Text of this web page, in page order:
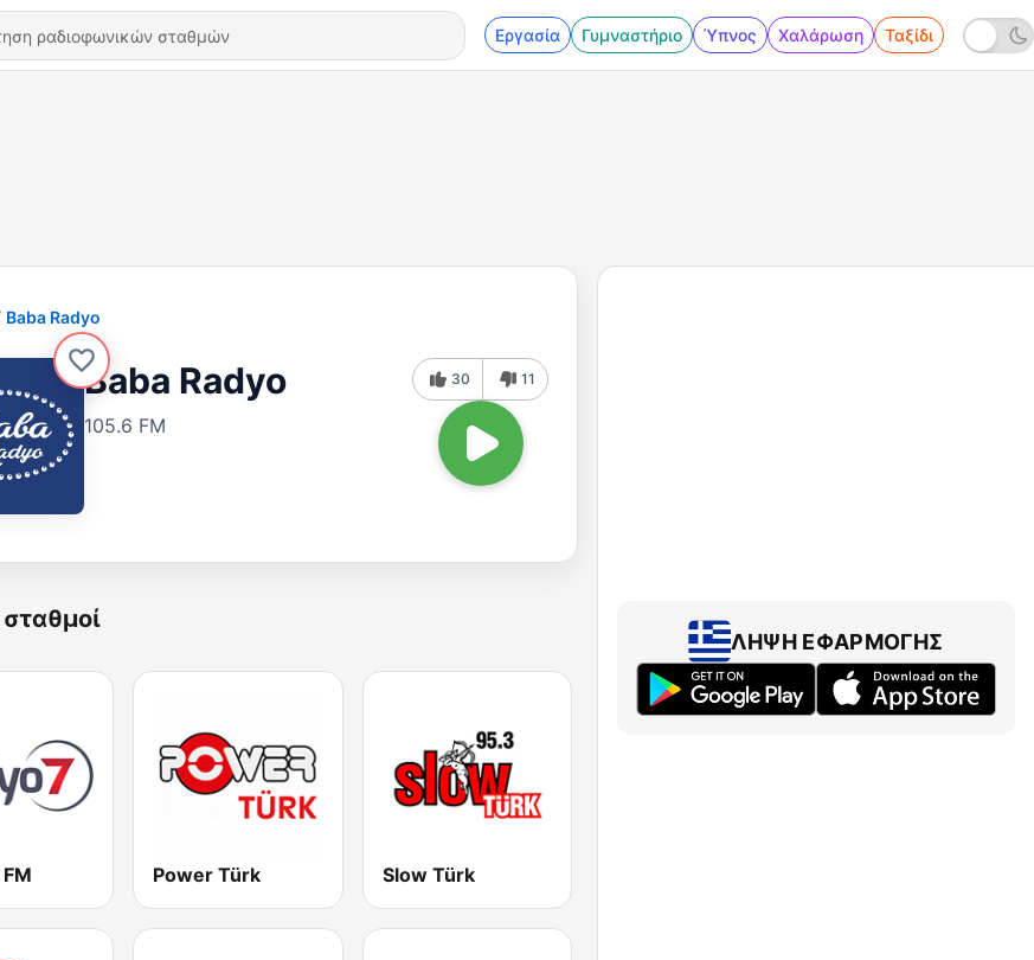
Εργασία Γυμναστήριο Ύπνος Χαλάρωση Ταξίδι
Baba Radyo
Baba Radyo
105.6 FM
30 11
σταθμοί
Power Türk Slow Türk
ΛΉΨΗ ΕΦΑΡΜΟΓΉΣ